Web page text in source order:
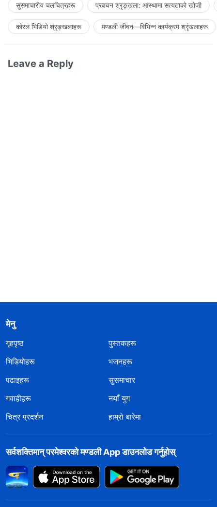
सुसमाचारीय चलचित्रहरू प्रवचन श्रृङ्खला: आस्थामा सत्यताको खोजी
कोरल भिडियो श्रृङ्खलाहरू मण्डली जीवन—विभिन्‍न कार्यक्रम श्रृंखलाहरू
Leave a Reply
मेनु
गृहपृष्ठ
पुस्तकहरू
भिडियोहरू
भजनहरू
पढाइहरू
सुसमाचार
गवाहीहरू
नयाँ युग
चित्र प्रदर्शन
हाम्रो बारेमा
सर्वशक्तिमान्‌ परमेश्‍वरको मण्डली App डाउनलोड गर्नुहोस्